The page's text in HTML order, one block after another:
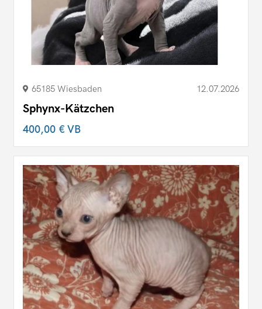
65185 Wiesbaden 12.07.2026
Sphynx-Kätzchen
400,00 €VB